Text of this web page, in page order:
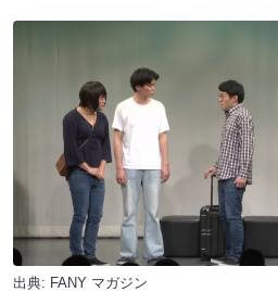
出典: FANY マガジン